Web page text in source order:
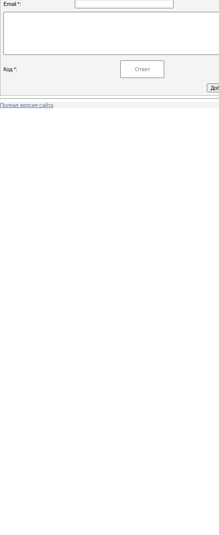
Email *:
Код *:
Полная версия сайта